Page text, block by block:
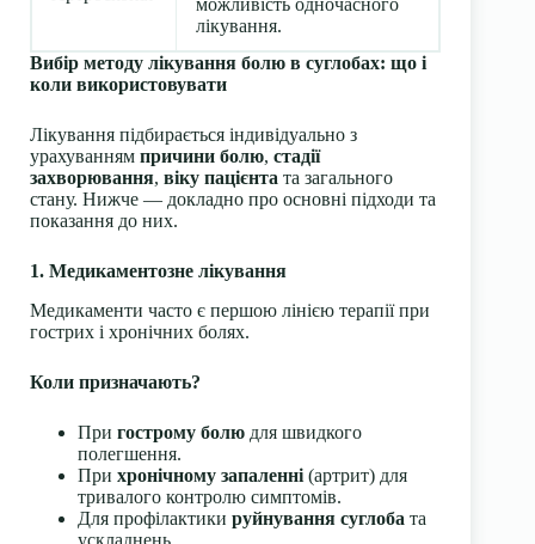
можливість одночасного
лікування.
Вибір методу лікування болю в суглобах: що і
коли використовувати
Лікування підбирається індивідуально з
урахуванням причини болю, стадії
захворювання, віку пацієнта та загального
стану. Нижче — докладно про основні підходи та
показання до них.
1. Медикаментозне лікування
Медикаменти часто є першою лінією терапії при
гострих і хронічних болях.
Коли призначають?
При гострому болю для швидкого
полегшення.
При хронічному запаленні (артрит) для
тривалого контролю симптомів.
Для профілактики руйнування суглоба та
ускладнень.